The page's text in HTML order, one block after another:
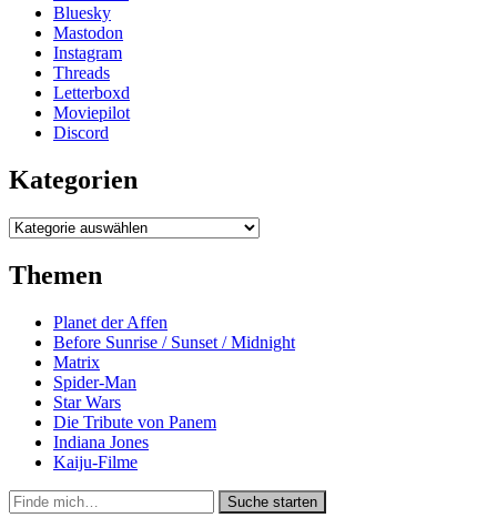
Bluesky
Mastodon
Instagram
Threads
Letterboxd
Moviepilot
Discord
Kategorien
Kategorien
Themen
Planet der Affen
Before Sunrise / Sunset / Midnight
Matrix
Spider-Man
Star Wars
Die Tribute von Panem
Indiana Jones
Kaiju-Filme
Suche
in
Suche starten